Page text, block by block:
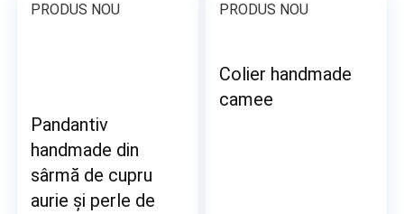
PRODUS NOU
Pandantiv
handmade din
sârmă de cupru
aurie și perle de
PRODUS NOU
Colier handmade
camee